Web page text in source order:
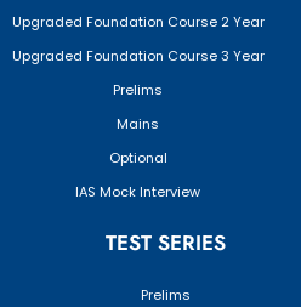
Upgraded Foundation Course 2 Year
Upgraded Foundation Course 3 Year
Prelims
Mains
Optional
IAS Mock Interview
TEST SERIES
Prelims